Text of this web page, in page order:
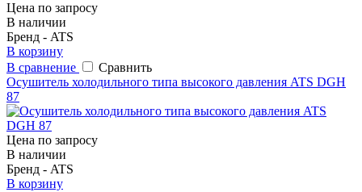
Цена по запросу
В наличии
Бренд - ATS
В корзину
В сравнение
Сравнить
Осушитель холодильного типа высокого давления ATS DGH
87
Цена по запросу
В наличии
Бренд - ATS
В корзину